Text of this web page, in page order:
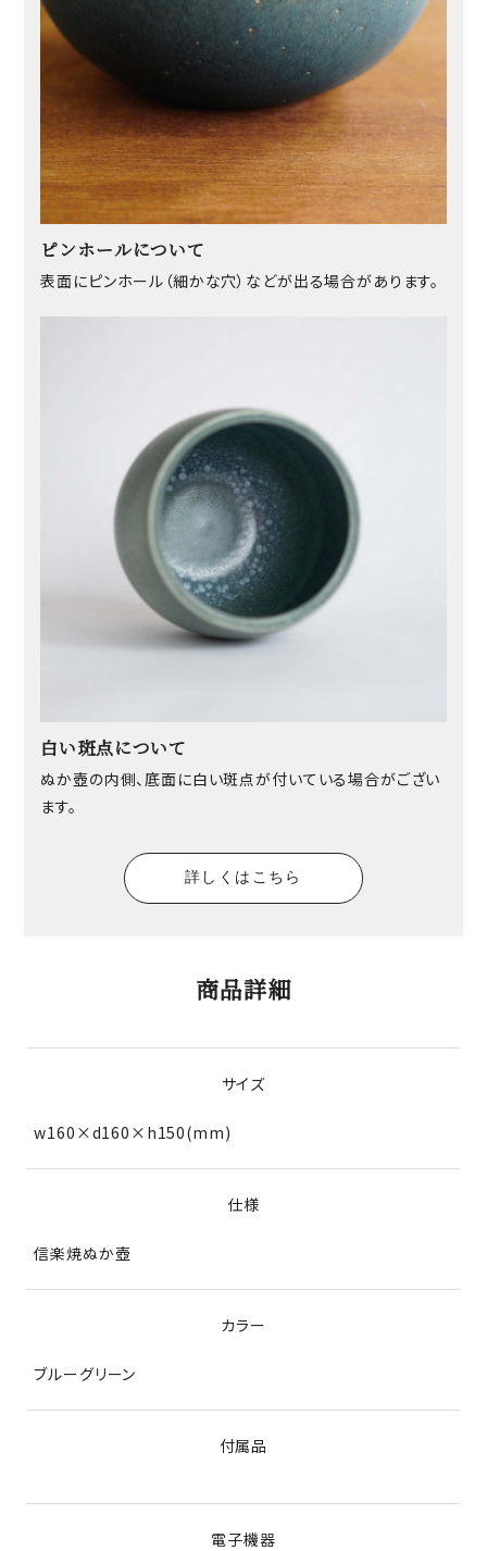
ピンホールについて
表面にピンホール（細かな穴）などが出る場合があります。
白い斑点について
ぬか壺の内側、底面に白い斑点が付いている場合がござい
ます。
詳しくはこちら
商品詳細
サイズ
w160×d160×h150(mm)
仕様
信楽焼ぬか壺
カラー
ブルーグリーン
付属品
電子機器